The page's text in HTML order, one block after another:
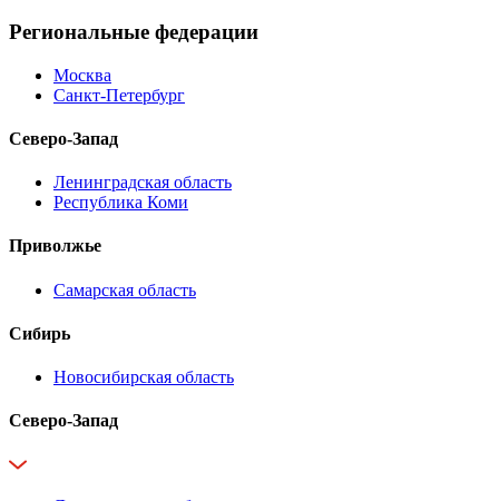
Региональные федерации
Москва
Санкт-Петербург
Северо-Запад
Ленинградская область
Республика Коми
Приволжье
Самарская область
Сибирь
Новосибирская область
Северо-Запад